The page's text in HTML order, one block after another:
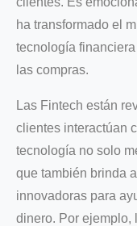
ha transformado el
tecnología
las compras.
Las Fintech están
clientes interactúan
tecnología no solo
que también brinda
innovadoras para
dinero. Por ejemplo,